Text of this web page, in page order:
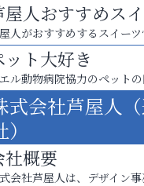
お手入れから遺品整理まで
ょっとしたお困りごともOK!
SPIRAL（ワイス
屋人おすすめス
人がおすすめするスイーツ
ット大好き
ル動物病院協力のペット
式会社芦屋人
社概要
会社芦屋人は、デザイン